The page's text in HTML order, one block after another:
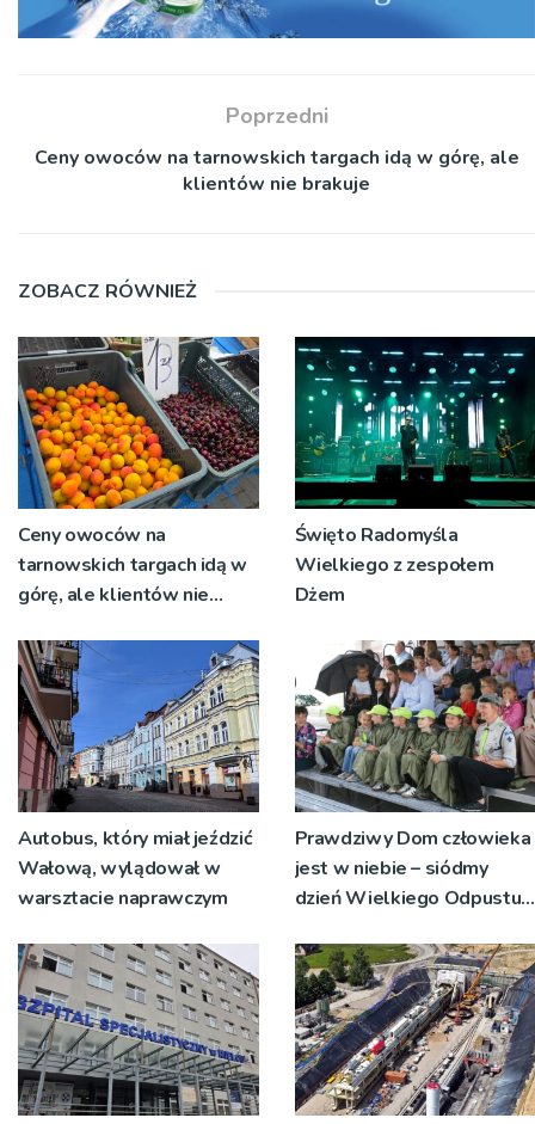
Poprzedni
Ceny owoców na tarnowskich targach idą w górę, ale
klientów nie brakuje
ZOBACZ RÓWNIEŻ
Ceny owoców na
tarnowskich targach idą w
górę, ale klientów nie
Święto Radomyśla
Wielkiego z zespołem
Dżem
Autobus, który miał jeździć
Wałową, wylądował w
warsztacie naprawczym
Prawdziwy Dom człowieka
jest w niebie – siódmy
dzień Wielkiego Odpustu